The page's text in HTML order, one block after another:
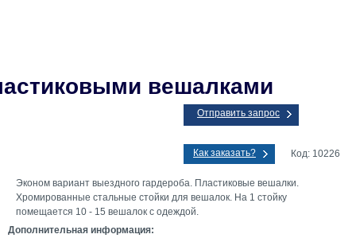
вешалками
Отправить запрос
Как заказать? Код: 10226
Эконом вариант выездного гардероба. Пластиковые вешалки.
Хромированные стальные стойки для вешалок. На 1 стойку
помещается 10 - 15 вешалок с одеждой.
Дополнительная информация: